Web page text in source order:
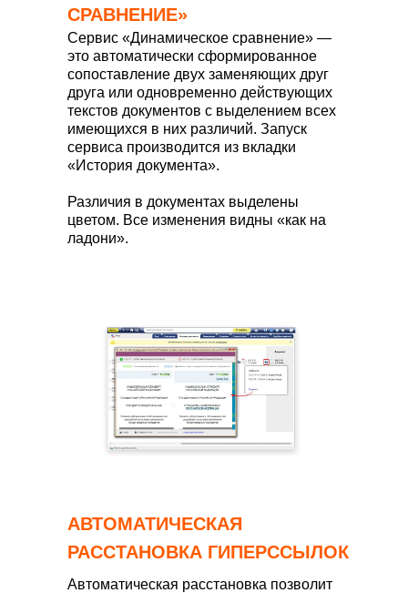
СРАВНЕНИЕ»
Сервис «Динамическое сравнение» —
это автоматически сформированное
сопоставление двух заменяющих друг
друга или одновременно действующих
текстов документов с выделением всех
имеющихся в них различий. Запуск
сервиса производится из вкладки
«История документа».
Различия в документах выделены
цветом. Все изменения видны «как на
ладони».
АВТОМАТИЧЕСКАЯ
РАССТАНОВКА ГИПЕРССЫЛОК
Автоматическая расстановка позволит